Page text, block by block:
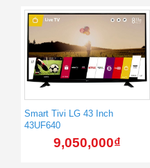
Smart Tivi LG 43 Inch
43UF640
9,050,000₫